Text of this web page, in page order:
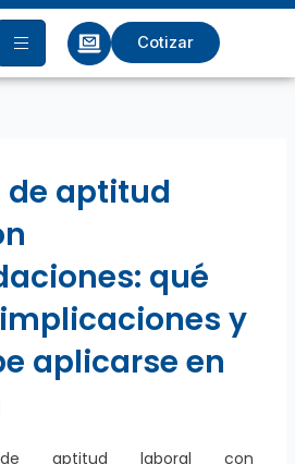
Cotizar
de aptitud
qué
y
aplicarse en
aptitud laboral con